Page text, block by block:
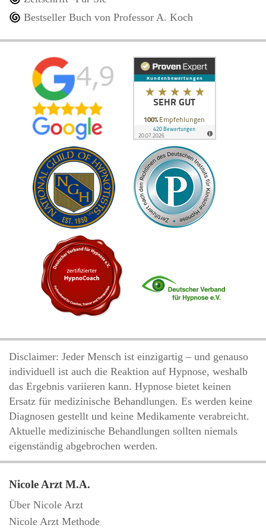
Bestseller Buch von Professor A. Koch
Disclaimer: Jeder Mensch ist einzigartig – und genauso
individuell ist auch die Reaktion auf Hypnose, weshalb
das Ergebnis variieren kann. Hypnose bietet keinen
Ersatz für medizinische Behandlungen. Es werden keine
Diagnosen gestellt und keine Medikamente verabreicht.
Aktuelle medizinische Behandlungen sollten niemals
eigenständig abgebrochen werden.
Nicole Arzt M.A.
Über Nicole Arzt
Nicole Arzt Methode